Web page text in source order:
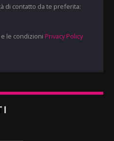
di contatto da te preferita:
le condizioni Privacy Policy